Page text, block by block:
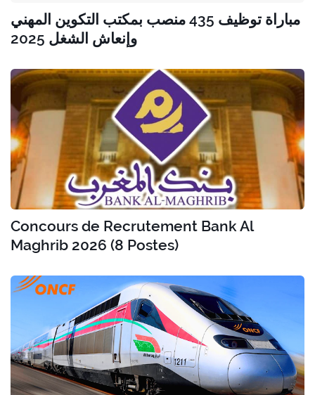
مباراة توظيف 435 منصب بمكتب التكوين المهني
وإنعاش الشغل 2025
Concours de Recrutement Bank Al
Maghrib 2026 (8 Postes)